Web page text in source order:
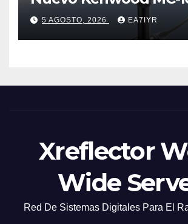
5 AGOSTO, 2026 EA7IYR
Xreflector
Wide
Red De Sistemas Digitales Para El